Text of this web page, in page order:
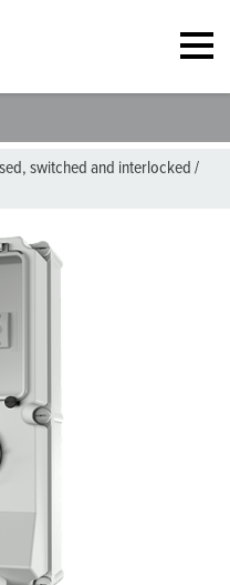
switched and interlocked /